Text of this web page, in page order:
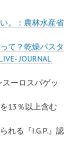
。：農林水産省
て？乾燥パスタ
JOURNAL
ーロスパゲッ
13％以上含む
れる 『I.G.P.』認